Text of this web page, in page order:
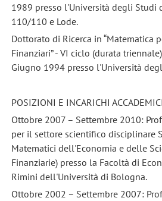
1989 presso l'Università degli Studi
110/110 e Lode.
Dottorato di Ricerca in “Matematica
Finanziari” - VI ciclo (durata
Giugno 1994 presso l'Università
POSIZIONI E INCARICHI
Ottobre 2007 – Settembre 2010:
per il settore scientifico disciplinare
Matematici dell'Economia e delle
Finanziarie) presso la Facoltà di
Rimini dell'Università di Bologna.
Ottobre 2002 – Settembre 2007: